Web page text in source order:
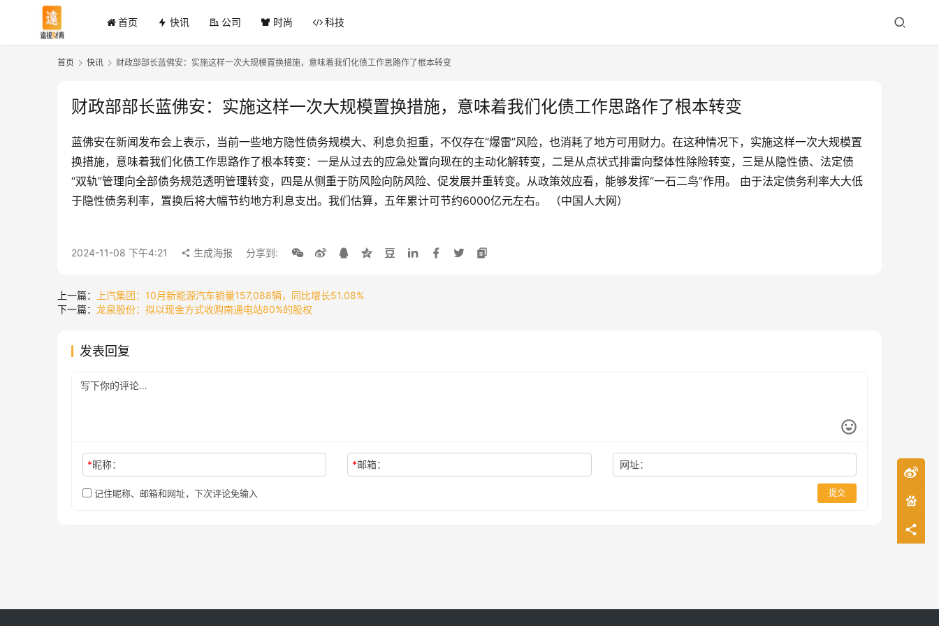
首页 快讯 公司 时尚 科技
首页 快讯 财政部部长蓝佛安：实施这样一次大规模置换措施，意味着我们化债工作思路作了根本转变
财政部部长蓝佛安：实施这样一次大规模置换措施，意味着我们化债工作思路作了根本转变
蓝佛安在新闻发布会上表示，当前一些地方隐性债务规模大、利息负担重，不仅存在“爆雷”风险，也消耗了地方可用财力。在这种情况下，实施这样一次大规模置
换措施，意味着我们化债工作思路作了根本转变：一是从过去的应急处置向现在的主动化解转变，二是从点状式排雷向整体性除险转变，三是从隐性债、法定债
“双轨”管理向全部债务规范透明管理转变，四是从侧重于防风险向防风险、促发展并重转变。从政策效应看，能够发挥“一石二鸟”作用。 由于法定债务利率大大低
于隐性债务利率，置换后将大幅节约地方利息支出。我们估算，五年累计可节约6000亿元左右。 （中国人大网）
2024-11-08 下午4:21 生成海报 分享到:
上一篇：
上汽集团：10月新能源汽车销量157,088辆，同比增长51.08%
下一篇： 龙泉股份：拟以现金方式收购南通电站80%的股权
发表回复
*昵称： *邮箱： 网址：
记住昵称、邮箱和网址，下次评论免输入 提交